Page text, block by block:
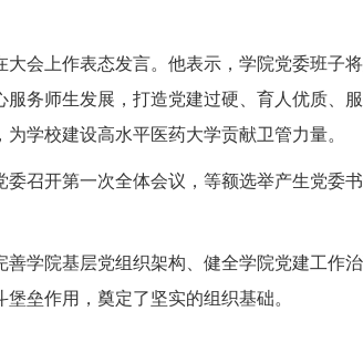
大会上作表态发言。他表示，学院党委班子
服务师生发展，打造党建过硬、育人优质、
学校建设高水平医药大学贡献卫管力量。
召开第一次全体会议，等额选举产生党委
善学院基层党组织架构、健全学院党建工作
垒作用，奠定了坚实的组织基础。